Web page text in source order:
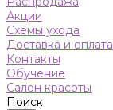
Акции
Схемы ухода
Доставка и оплата
Контакты
Обучение
Салон красоты
Поиск